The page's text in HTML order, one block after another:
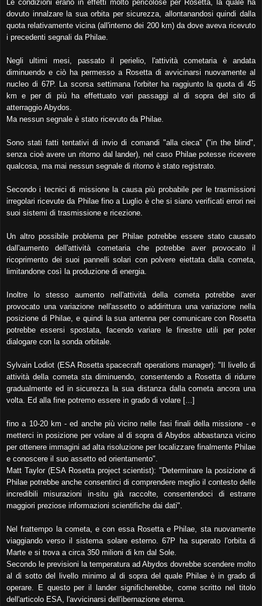
Le condizioni erano in effetti molto pericolose per Rosetta, la quale ha
dovuto innalzare la sua orbita per sicurezza, allontanandosi quindi dalla
quota relativamente vicina (all'interno dei 200 km) da dove aveva ricevuto
i precedenti segnali da Philae.
Negli ultimi mesi, passato il perielio, l'attività cometaria è andata
diminuendo e ciò ha permesso a Rosetta di avvicinarsi nuovamente al
nucleo di 67P. La scorsa settimana l'orbiter ha raggiunto la quota di 45
km e per di più ha effettuato vari passaggi al di sopra del sito di
atterraggio Abydos.
Ma nessun segnale è stato ricevuto da Philae.
Sono stati fatti tentativi di invio di comandi "alla cieca" ("in the blind",
senza cioè avere un ritorno dal lander), nel caso Philae potesse ricevere
qualcosa, ma mai nessun segnale di ritorno è stato registrato.
Secondo i tecnici di missione la causa più probabile per le trasmissioni
irregolari ricevute da Philae fino a Luglio è che si siano verificati errori nei
suoi sistemi di trasmissione e ricezione.
Un altro possibile problema per Philae potrebbe essere stato causato
dall'aumento dell'attività cometaria che potrebbe aver provocato il
ricoprimento dei suoi pannelli solari con polvere eiettata dalla cometa,
limitandone così la produzione di energia.
Inoltre lo stesso aumento nell'attività della cometa potrebbe aver
provocato una variazione nell'assetto o addirittura una variazione nella
posizione di Philae, e quindi la sua antenna per comunicare con Rosetta
potrebbe essersi spostata, facendo variare le finestre utili per poter
dialogare con la sonda orbitale.
Sylvain Lodiot (ESA Rosetta spacecraft operations manager): "Il livello di
attività della cometa sta diminuendo, consentendo a Rosetta di ridurre
gradualmente ed in sicurezza la sua distanza dalla cometa ancora una
volta. Ed alla fine potremo essere in grado di volare [...]
fino a 10-20 km - ed anche più vicino nelle fasi finali della missione - e
metterci in posizione per volare al di sopra di Abydos abbastanza vicino
per ottenere immagini ad alta risoluzione per localizzare finalmente Philae
e conoscere il suo assetto ed orientamento".
Matt Taylor (ESA Rosetta project scientist): "Determinare la posizione di
Philae potrebbe anche consentirci di comprendere meglio il contesto delle
incredibili misurazioni in-situ già raccolte, consentendoci di estrarre
maggiori preziose informazioni scientifiche dai dati".
Nel frattempo la cometa, e con essa Rosetta e Philae, sta nuovamente
viaggiando verso il sistema solare esterno. 67P ha superato l'orbita di
Marte e si trova a circa 350 milioni di km dal Sole.
Secondo le previsioni la temperatura ad Abydos dovrebbe scendere molto
al di sotto del livello minimo al di sopra del quale Philae è in grado di
operare. E questo per il lander significherebbe, come scritto nel titolo
dell'articolo ESA, l'avvicinarsi dell'ibernazione eterna.